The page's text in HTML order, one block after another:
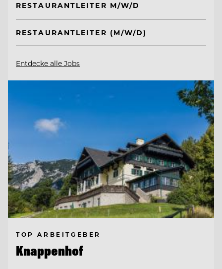
RESTAURANTLEITER M/W/D
RESTAURANTLEITER (M/W/D)
Entdecke alle Jobs
TOP ARBEITGEBER
Knappenhof